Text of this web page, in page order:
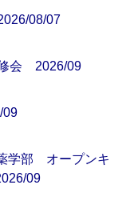
08/07
会 2026/09
学部 オープンキ
09